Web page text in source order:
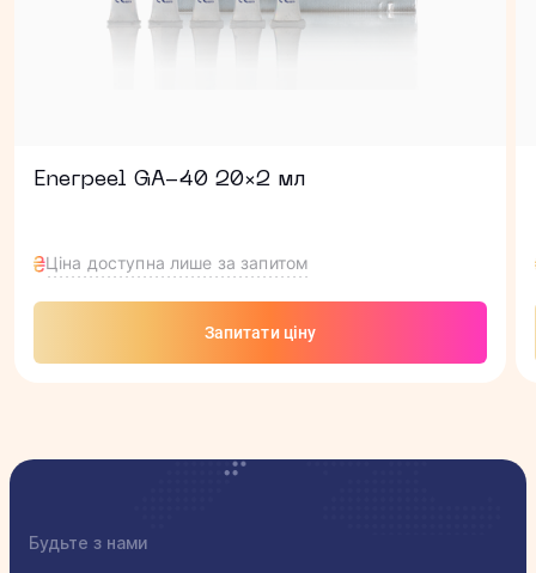
Enerpeel GA-40 20×2 мл
Ціна доступна лише за запитом
Запитати ціну
Будьте з нами